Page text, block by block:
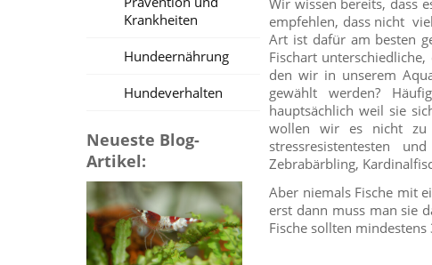
Krankheiten
Hundeernährung
Hundeverhalten
Neueste Blog-
Artikel:
empfehlen, dass nicht
Art ist dafür am besten
Fischart
den wir in unserem
gewählt werden?
hauptsächlich weil sie
wollen wir es nicht zu
stressresistentesten
Zebrabärbling,
Aber niemals Fische mit
erst dann muss man sie
Fische sollten mindestens